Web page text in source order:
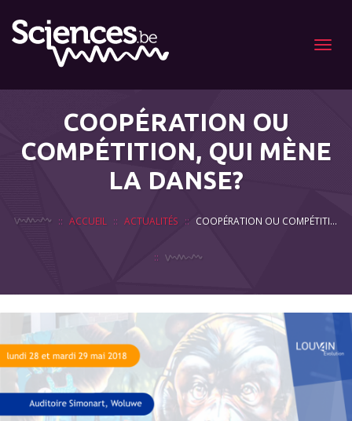
Menu
COOPÉRATION OU
COMPÉTITION, QUI MÈNE
LA DANSE?
ACCUEIL ACTUALITÉS COOPÉRATION OU COMPÉTITION, QUI MÈNE LA DANSE?